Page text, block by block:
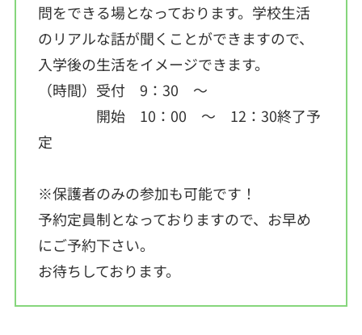
問をできる場となっております。学校生活
のリアルな話が聞くことができますので、
入学後の生活をイメージできます。
（時間）受付 9：30 ～
開始 10：00 ～ 12：30終了予
定
※保護者のみの参加も可能です！
予約定員制となっておりますので、お早め
にご予約下さい。
お待ちしております。